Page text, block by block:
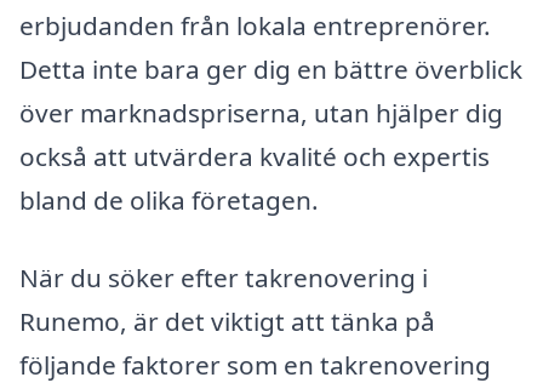
erbjudanden från lokala entreprenörer.
Detta inte bara ger dig en bättre överblick
över marknadspriserna, utan hjälper dig
också att utvärdera kvalité och expertis
bland de olika företagen.
När du söker efter takrenovering i
Runemo, är det viktigt att tänka på
följande faktorer som en takrenovering